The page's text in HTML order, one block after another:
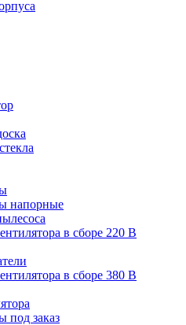
напорные
в сборе 220 В
в сборе 380 В
под заказ